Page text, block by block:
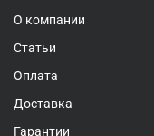
О компании
Статьи
Оплата
Доставка
Гарантии